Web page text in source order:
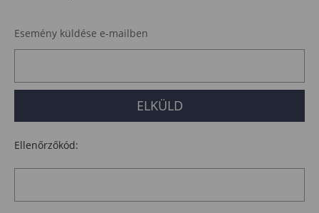
Esemény küldése e-mailben
Ellenőrzőkód: